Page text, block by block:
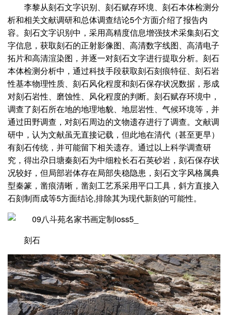
李黎从刻石文字识别、刻石赋存环境、刻石本体检测分
析和相关文献调研和总体调查结论5个方面介绍了报告内
容。刻石文字识别中，采用高精度信息增强技术采集刻石文
字信息，获取刻石的正射影像图、高清数字线图、高清电子
拓片和高清渲染图，并逐一对刻石文字进行提取分析。刻石
本体检测分析中，通过科技手段获取刻石刻痕特征、刻石岩
性基本物理性质、刻石风化程度和刻石保存状况数据，形成
对刻石岩性、磨蚀性、风化程度的判断。刻石赋存环境中，
调查了刻石所在地的地理地貌、地层岩性、气候环境等，并
通过田野调查，对刻石周边的文物遗存进行了调查。文献调
研中，认为文献虽无直接记载，但此地在清代（甚至更早）
有刻石传统，并可能留下相关遗存。通过以上科学调查研
究，得出尕日塘秦刻石为中细粒长石石英砂岩，刻石保存状
况较好，但局部岩体存在局部失稳隐患，刻石文字风格属典
型秦篆，凿痕清晰，凿刻工艺系采用平口工具，斜方直接入
石刻制而成等5方面结论,排除其为现代新刻的可能性。
刻石